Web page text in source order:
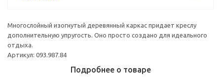
Многослойный изогнутый деревянный каркас придает креслу
дополнительную упругость. Оно просто создано для идеального
отдыха.
Артикул: 093.987.84
Подробнее о товаре